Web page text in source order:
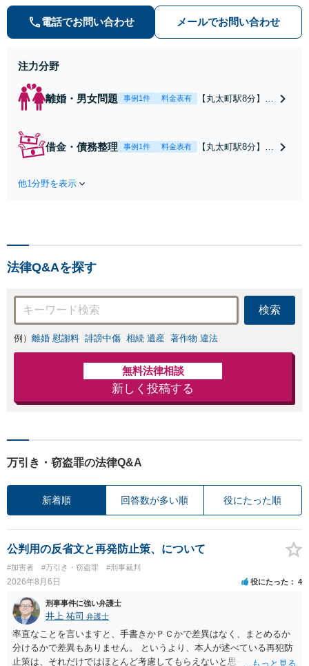
実績あり【相続・遺言】相談者さま
に寄り添い、円滑な相続を目指しま
電話でお問い合わせ メールでお問い合わせ
注力分野
離婚・男女問題 事例1件 料金表有
【丸太町駅8分】調
く冷静な主張が重
借金・債務整理 事例1件 料金表有
【丸太町駅8分】
者さまのご要望を
有】【初回相談30
他1分野を表示
法律Q&Aを探す
検索
例） 離婚 慰謝料 誹謗中傷 相続 遺産 著作物 違法
無料法律相談
新しく投稿する
万引き・窃盗罪の法律Q&A
新着順 回答数が多い順 役にたった順
公判用の反省文と再発防止策、について
#加害者 #万引き・窃盗罪 #刑事裁判
2026年8月6日 役にたった 4
刑事事件に強い弁護士
井上 祐司 弁護士
率直なことを言いますと、手書きかＰＣかで差異はなく、まとめるか
分けるかで差異もありません。 というより、本人が述べている再犯防
止策は、それだけではほとんど考慮してもらえないと思った方が良い